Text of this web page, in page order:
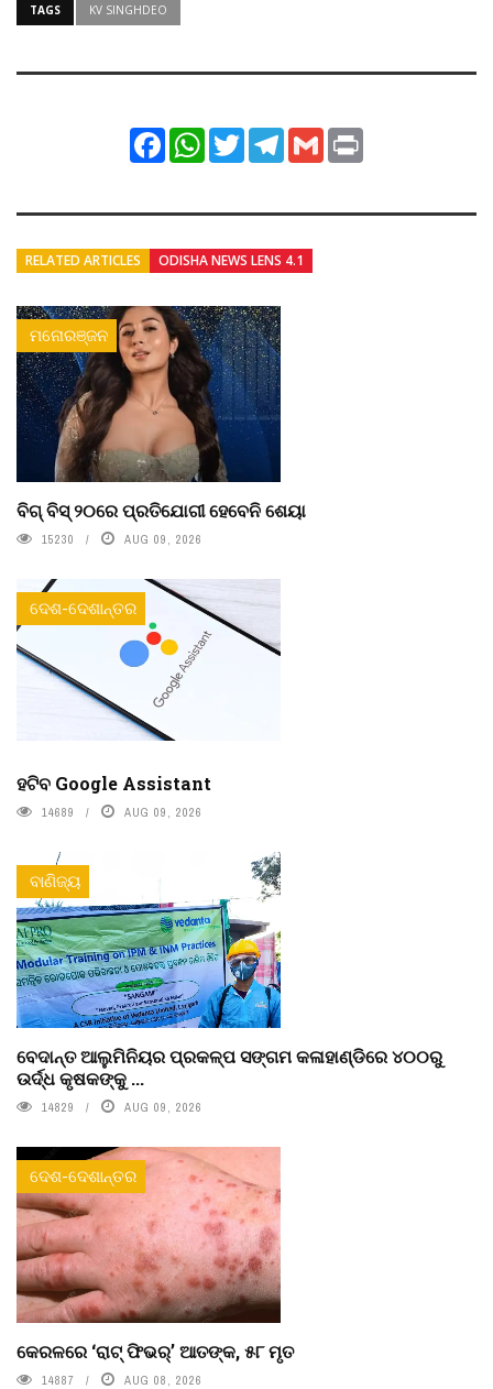
TAGS KV SINGHDEO
FacebookWhatsApp
TwitterTelegram
Gmail
RELATED ARTICLES ODISHA NEWS LENS 4.1
ମନୋରଞ୍ଜନ
ବିଗ୍ ବିସ୍ ୨୦ରେ ପ୍ରତିଯୋଗୀ ହେବେନି ଶେୟା
15230 AUG 09, 2026
ଦେଶ-ଦେଶାନ୍ତର
ହଟିବ Google Assistant
14689 AUG 09, 2026
ବାଣିଜ୍ୟ
ବେଦାନ୍ତ ଆଲୁମିନିୟର ପ୍ରକଳ୍ପ ସଙ୍ଗମ କଳାହାଣ୍ଡିରେ ୪୦୦ରୁ
ଉର୍ଦ୍ଧ କୃଷକଙ୍କୁ ...
14829 AUG 09, 2026
ଦେଶ-ଦେଶାନ୍ତର
କେରଳରେ ‘ରାଟ୍ ଫିଭର୍’ ଆତଙ୍କ, ୫୮ ମୃତ
14887 AUG 08, 2026